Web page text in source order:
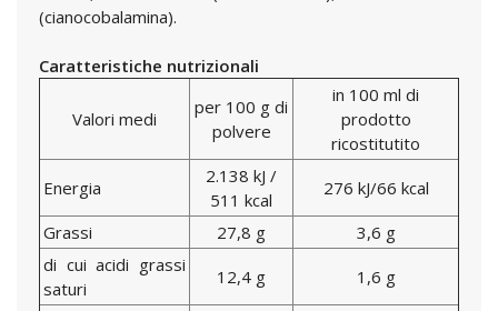
(cianocobalamina).
Caratteristiche nutrizionali
Valori medi
per 100 g di
polvere
in 100 ml di
prodotto
ricostitutito
Energia
2.138 kJ /
511 kcal
276 kJ/66 kcal
Grassi
27,8 g
3,6 g
di cui acidi grassi
saturi
12,4 g
1,6 g